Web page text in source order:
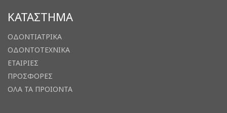
ΚΑΤΑΣΤΗΜΑ
ΟΔΟΝΤΙΑΤΡΙΚΑ
ΟΔΟΝΤΟΤΕΧΝΙΚΑ
ΕΤΑΙΡΙΕΣ
ΠΡΟΣΦΟΡΕΣ
ΟΛΑ ΤΑ ΠΡΟΙΟΝΤΑ